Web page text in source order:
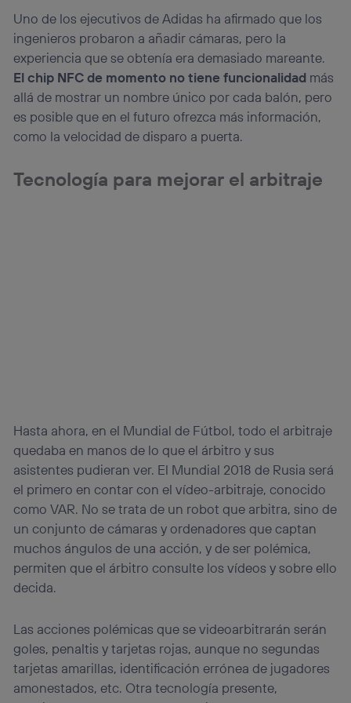
Uno de los ejecutivos de Adidas ha afirmado que los
ingenieros probaron a añadir cámaras, pero la
experiencia que se obtenía era demasiado mareante.
El chip NFC de momento no tiene funcionalidad más
allá de mostrar un nombre único por cada balón, pero
es posible que en el futuro ofrezca más información,
como la velocidad de disparo a puerta.
Tecnología para mejorar el arbitraje
Hasta ahora, en el Mundial de Fútbol, todo el arbitraje
quedaba en manos de lo que el árbitro y sus
asistentes pudieran ver. El Mundial 2018 de Rusia será
el primero en contar con el vídeo-arbitraje, conocido
como VAR. No se trata de un robot que arbitra, sino de
un conjunto de cámaras y ordenadores que captan
muchos ángulos de una acción, y de ser polémica,
permiten que el árbitro consulte los vídeos y sobre ello
decida.
Las acciones polémicas que se videoarbitrarán serán
goles, penaltis y tarjetas rojas, aunque no segundas
tarjetas amarillas, identificación errónea de jugadores
amonestados, etc. Otra tecnología presente,